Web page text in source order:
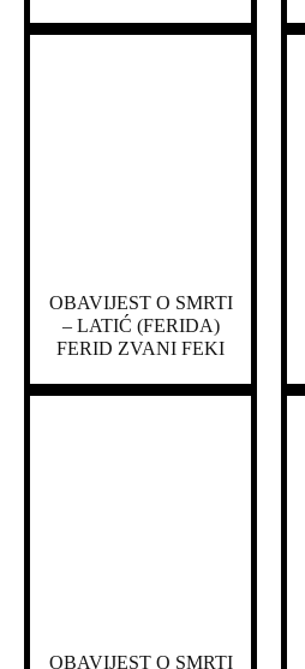
OBAVIJEST O SMRTI
– LATIĆ (FERIDA)
FERID ZVANI FEKI
OBAVIJEST O SMRTI